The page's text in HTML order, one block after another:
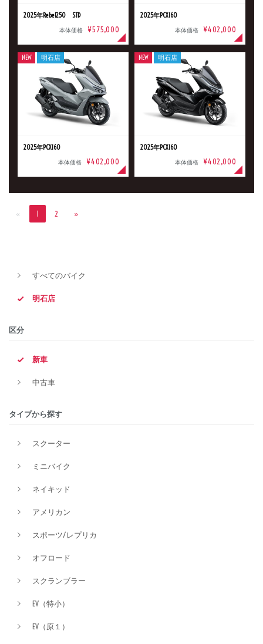
2025年Rebel250 STD
本体価格 ¥575,000
2025年PCX160
本体価格 ¥402,000
2025年PCX160
本体価格 ¥402,000
NEW 明石店
2025年PCX160
本体価格 ¥402,000
NEW 明石店
« 1 2 »
すべてのバイク
明石店
区分
新車
中古車
タイプから探す
スクーター
ミニバイク
ネイキッド
アメリカン
スポーツ/レプリカ
オフロード
スクランブラー
EV（特小）
EV（原１）